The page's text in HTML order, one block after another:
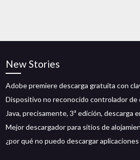
New Stories
Adobe premiere descarga gratuita con
Dispositivo no reconocido controlador
Java, precisamente, 3ª edición, descarga
Mejor descargador para sitios de
¿por qué no puedo descargar aplicaciones